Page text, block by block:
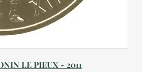
LE PIEUX - 2011